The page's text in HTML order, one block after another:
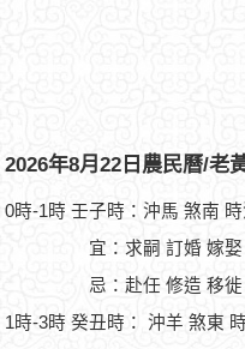
2026年8月22日農民曆/老
0時-1時 壬子時：沖馬 煞南
宜：求嗣 訂婚 嫁
忌：赴任 修造 移
1時-3時 癸丑時： 沖羊 煞東